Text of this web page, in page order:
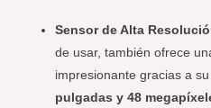
Sensor de Alta
de usar, también ofrece
impresionante gracias a
pulgadas y 48